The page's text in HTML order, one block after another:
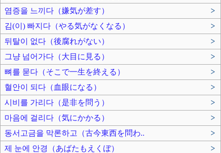
염증을 느끼다（嫌気が差す）
>
김(이) 빠지다（やる気がなくなる）
>
뒤탈이 없다（後腐れがない）
>
그냥 넘어가다（大目に見る）
>
뼈를 묻다（そこで一生を終える）
>
혈안이 되다（血眼になる）
>
시비를 가리다（是非を問う）
>
마음에 걸리다（気にかかる）
>
동서고금을 막론하고（古今東西を問わ..
>
제 눈에 안경（あばたもえくぼ）
>